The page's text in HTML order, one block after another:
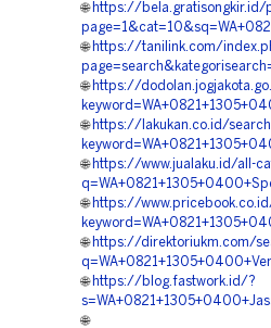
🌐 https://bela.gratisongkir.id/
🌐 https://tanilink.com/
🌐 https://
🌐 https://lakukan.co.id/
🌐 https://www.jualaku.id/all-
🌐 https://
🌐 https://direktoriukm.com/
🌐 https://blog.fastwork.id/?
🌐